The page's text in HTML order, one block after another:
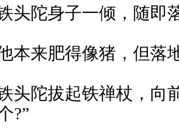
头陀身子一倾，随即
本来肥得像猪，但落
头陀拔起铁禅杖，向
?”